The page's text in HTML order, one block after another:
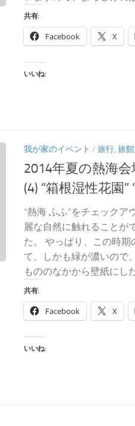
共有:
Facebook X
いいね:
我が家のイベント / 旅行, 旅
2014年夏の熱海
(4) “箱根湿性花園
“熱海 ふふ”をチェック
麗な自然に触れることが
た。 やっぱり、この時
て、しかも緑が濃いので
もののなかから壁紙にし
共有:
Facebook X
いいね: